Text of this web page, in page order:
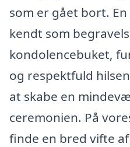
som er gået bort.
kendt som
kondolencebuket,
og respektfuld
at skabe en
ceremonien. På
finde en bred vifte